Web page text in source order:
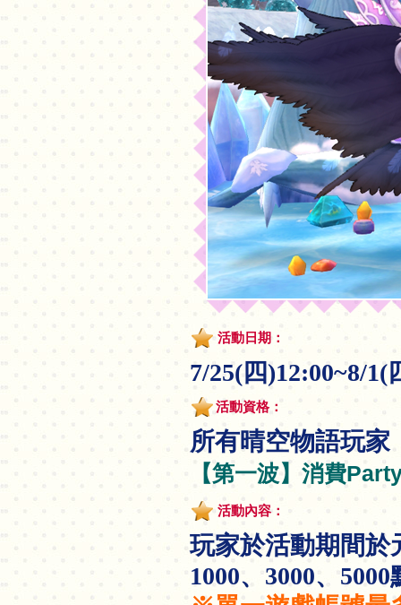
活動日期：
7/25(四)12:00~8/1(
活動資格：
所有晴空物語玩家
【第一波】消費
活動內容：
玩家於活動期間於
1000、3000、